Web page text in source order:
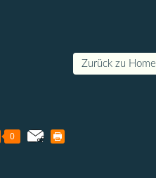
Zurück zu Home
0